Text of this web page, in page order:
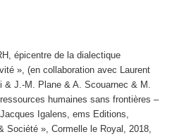
épicentre de la dialectique
», (en collaboration avec Laurent
J.-M. Plane & A. Scouarnec & M.
humaines sans frontières –
Igalens, ems Editions,
Société », Cormelle le Royal, 2018,